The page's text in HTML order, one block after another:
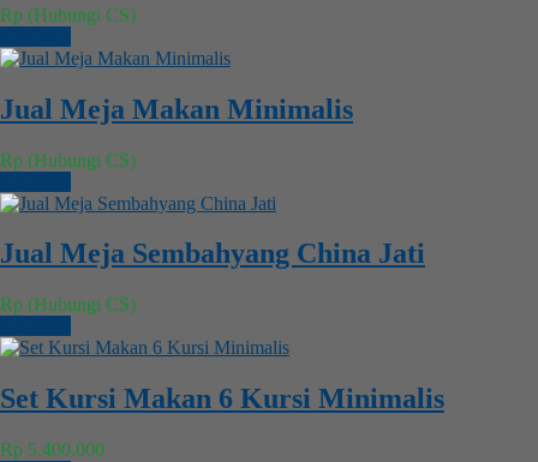
Rp (Hubungi CS)
Jual Meja Makan Minimalis
Rp (Hubungi CS)
Jual Meja Sembahyang China Jati
Rp (Hubungi CS)
Set Kursi Makan 6 Kursi Minimalis
Rp 5.400.000